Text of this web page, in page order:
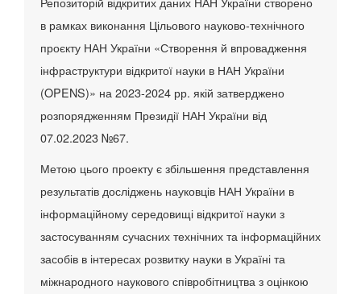
в рамках виконання Цільового науково-технічного
проєкту НАН України «Створення й впровадження
інфраструктури відкритої науки в НАН України
(OPENS)» на 2023-2024 рр. якій затверджено
розпорядженням Президії НАН України від
07.02.2023 №67.
Метою цього проекту є збільшення представлення
результатів досліджень науковців НАН України в
інформаційному середовищі відкритої науки з
застосуванням сучасних технічних та інформаційних
засобів в інтересах розвитку науки в Україні та
міжнародного наукового співробітництва з оцінкою